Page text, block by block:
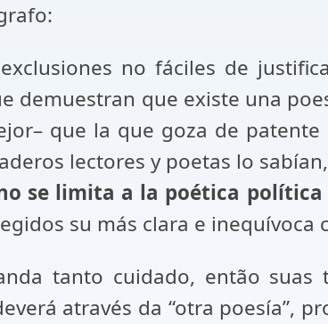
no fáciles de
demuestran que existe una
que la que goza de
lectores y poetas lo
se limita a la poética
su más clara e inequívoca
tanto cuidado, então suas
através da “otra poesía”,